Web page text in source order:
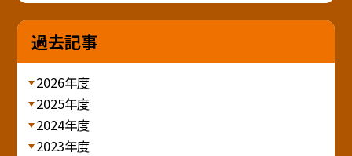
過去記事
2026年度
2025年度
2024年度
2023年度